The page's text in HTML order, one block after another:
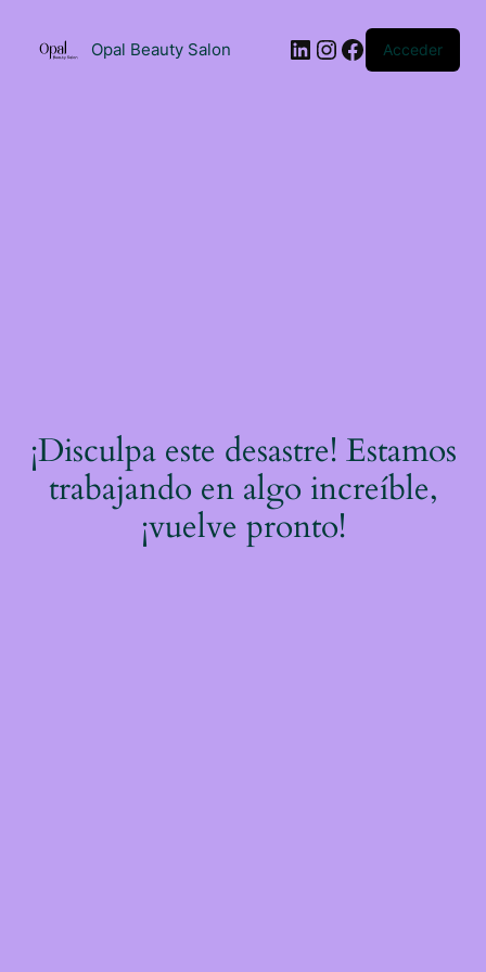
contenido
Opal Beauty Salon LinkedIn
Instagram
Facebook
Acceder
¡Disculpa este desastre! Estamos
trabajando en algo increíble,
¡vuelve pronto!